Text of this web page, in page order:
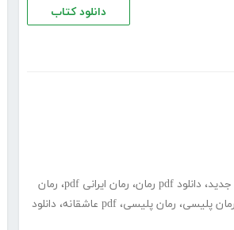
دانلود کتاب
جدید، دانلود pdf رمان ، رمان ایرانی pdf ، رمان
رمان پلیسی، رمان پلیسی، pdf عاشقانه ، دانلود